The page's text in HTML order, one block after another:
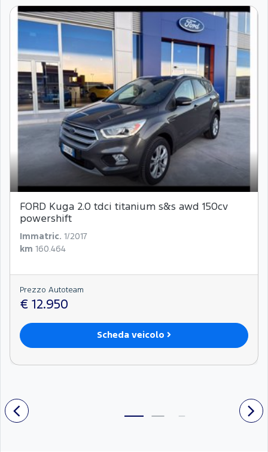
FORD Kuga 2.0 tdci titanium s&s awd 150cv
powershift
Immatric.
1/2017
km 160.464
Prezzo Autoteam
€ 12.950
Scheda veicolo